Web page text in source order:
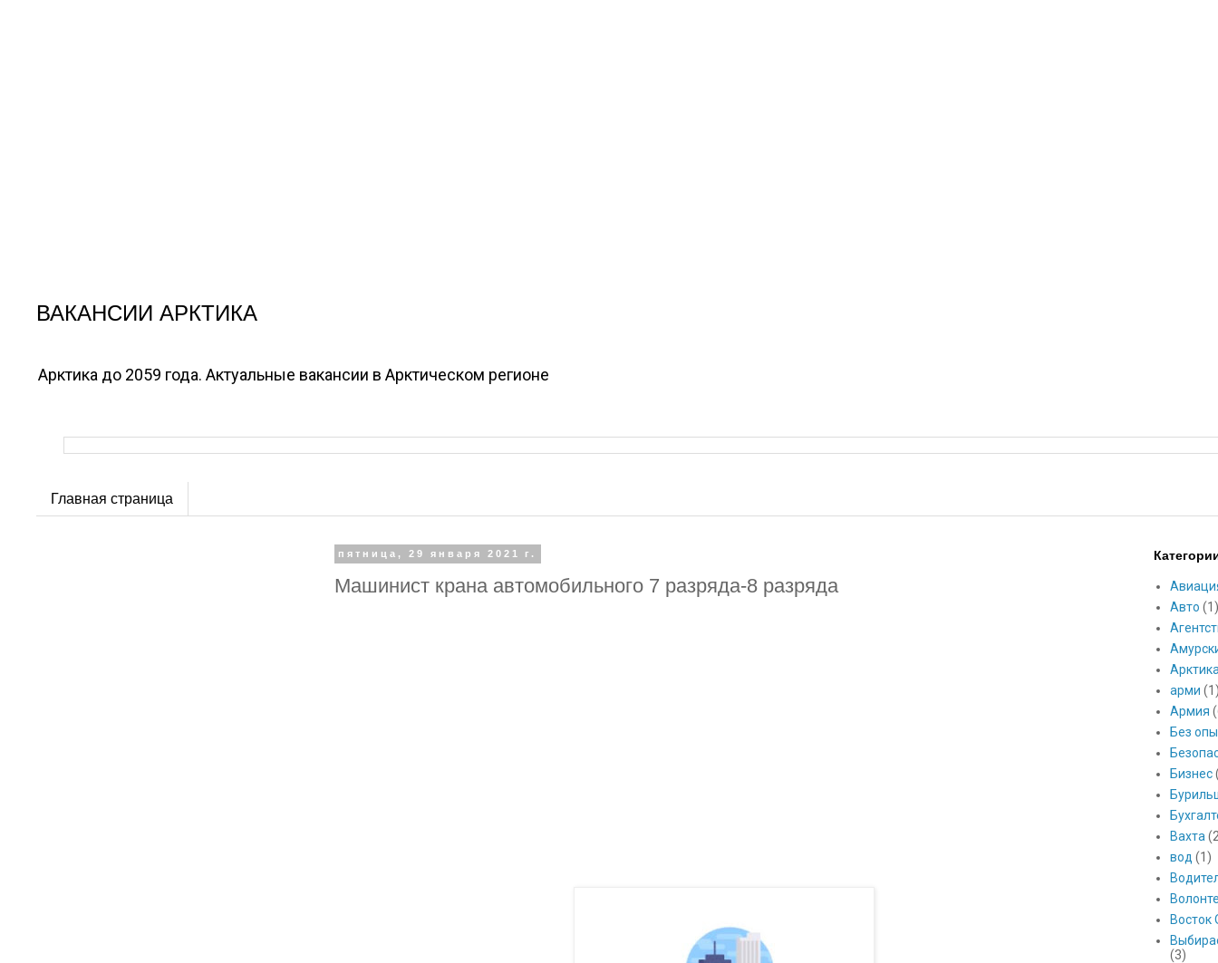
ВАКАНСИИ АРКТИКА
Арктика до 2059 года. Актуальные вакансии в Арктическом регионе
Главная страница
пятница, 29 января 2021 г.
Машинист крана автомобильного 7 разряда-8 разряда
Авто (1)
арми
Армия
Без
Бизнес
Вахта
вод (1)
Восток
(3)